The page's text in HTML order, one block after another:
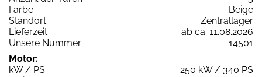
Farbe
Beige
Standort
Zentrallager
Lieferzeit
ab ca. 11.08.2026
Unsere Nummer
14501
Motor:
kW / PS
250 kW / 340 PS